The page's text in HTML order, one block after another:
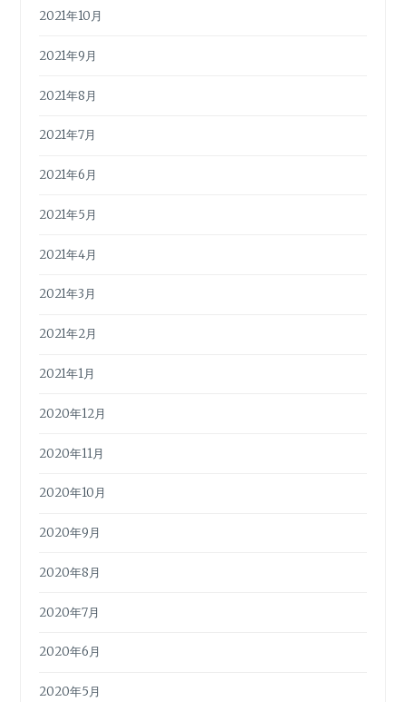
2021年10月
2021年9月
2021年8月
2021年7月
2021年6月
2021年5月
2021年4月
2021年3月
2021年2月
2021年1月
2020年12月
2020年11月
2020年10月
2020年9月
2020年8月
2020年7月
2020年6月
2020年5月